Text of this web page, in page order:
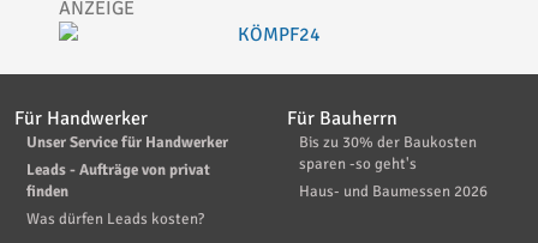
Für Handwerker
Unser Service für Handwerker
Leads - Aufträge von privat
finden
Was dürfen Leads kosten?
Für Bauherrn
Bis zu 30% der Baukosten
sparen -so geht's
Haus- und Baumessen 2026